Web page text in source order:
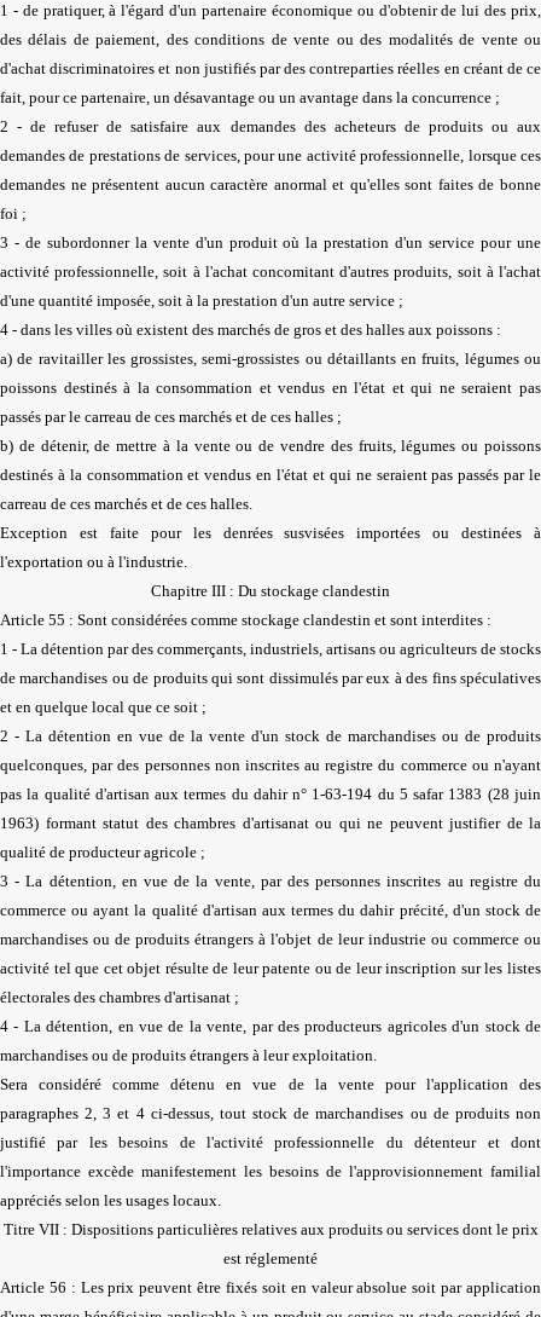
1 - de pratiquer, à l'égard d'un partenaire économique ou d'obtenir de lui des prix,
des délais de paiement, des conditions de vente ou des modalités de vente ou
d'achat discriminatoires et non justifiés par des contreparties réelles en créant de ce
fait, pour ce partenaire, un désavantage ou un avantage dans la concurrence ;
2 - de refuser de satisfaire aux demandes des acheteurs de produits ou aux
demandes de prestations de services, pour une activité professionnelle, lorsque ces
demandes ne présentent aucun caractère anormal et qu'elles sont faites de bonne
foi ;
3 - de subordonner la vente d'un produit où la prestation d'un service pour une
activité professionnelle, soit à l'achat concomitant d'autres produits, soit à l'achat
d'une quantité imposée, soit à la prestation d'un autre service ;
4 - dans les villes où existent des marchés de gros et des halles aux poissons :
a) de ravitailler les grossistes, semi-grossistes ou détaillants en fruits, légumes ou
poissons destinés à la consommation et vendus en l'état et qui ne seraient pas
passés par le carreau de ces marchés et de ces halles ;
b) de détenir, de mettre à la vente ou de vendre des fruits, légumes ou poissons
destinés à la consommation et vendus en l'état et qui ne seraient pas passés par le
carreau de ces marchés et de ces halles.
Exception est faite pour les denrées susvisées importées ou destinées à
l'exportation ou à l'industrie.
Chapitre III : Du stockage clandestin
Article 55 : Sont considérées comme stockage clandestin et sont interdites :
1 - La détention par des commerçants, industriels, artisans ou agriculteurs de stocks
de marchandises ou de produits qui sont dissimulés par eux à des fins spéculatives
et en quelque local que ce soit ;
2 - La détention en vue de la vente d'un stock de marchandises ou de produits
quelconques, par des personnes non inscrites au registre du commerce ou n'ayant
pas la qualité d'artisan aux termes du dahir n° 1-63-194 du 5 safar 1383 (28 juin
1963) formant statut des chambres d'artisanat ou qui ne peuvent justifier de la
qualité de producteur agricole ;
3 - La détention, en vue de la vente, par des personnes inscrites au registre du
commerce ou ayant la qualité d'artisan aux termes du dahir précité, d'un stock de
marchandises ou de produits étrangers à l'objet de leur industrie ou commerce ou
activité tel que cet objet résulte de leur patente ou de leur inscription sur les listes
électorales des chambres d'artisanat ;
4 - La détention, en vue de la vente, par des producteurs agricoles d'un stock de
marchandises ou de produits étrangers à leur exploitation.
Sera considéré comme détenu en vue de la vente pour l'application des
paragraphes 2, 3 et 4 ci-dessus, tout stock de marchandises ou de produits non
justifié par les besoins de l'activité professionnelle du détenteur et dont
l'importance excède manifestement les besoins de l'approvisionnement familial
appréciés selon les usages locaux.
Titre VII : Dispositions particulières relatives aux produits ou services dont le prix
est réglementé
Article 56 : Les prix peuvent être fixés soit en valeur absolue soit par application